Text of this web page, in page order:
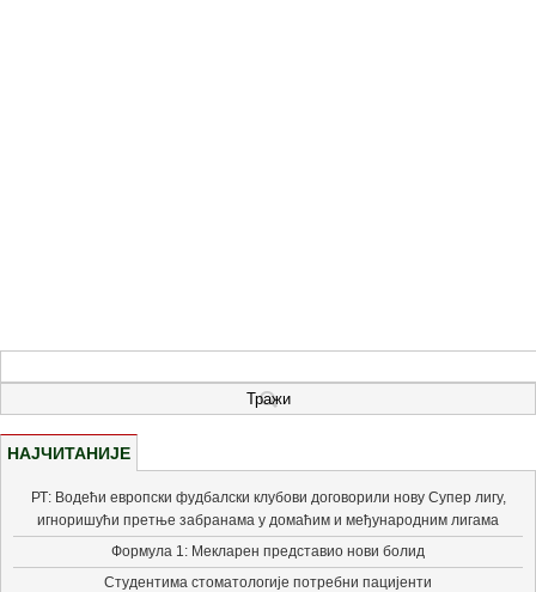
НАЈЧИТАНИЈЕ
РТ: Водећи европски фудбалски клубови договорили нову Супер лигу,
игноришући претње забранама у домаћим и међународним лигама
Формула 1: Мекларен представио нови болид
Студентима стоматологије потребни пацијенти